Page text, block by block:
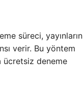
süreci, yayınların
verir. Bu yöntem
ücretsiz deneme